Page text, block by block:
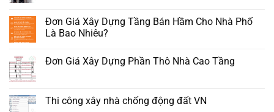
Đơn Giá Xây Dựng Tầng Bán Hầm Cho Nhà Phố
Là Bao Nhiêu?
Đơn Giá Xây Dựng Phần Thô Nhà Cao Tầng
Thi công xây nhà chống động đất VN